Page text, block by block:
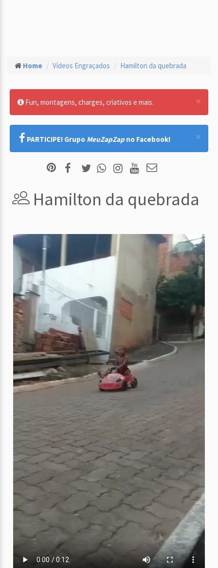
Home Vídeos Engraçados Hamilton da quebrada
×
Fun, montagens, charges, criativos e mais.
×
PARTICIPE! Grupo MeuZapZap no Facebook!
Hamilton da quebrada